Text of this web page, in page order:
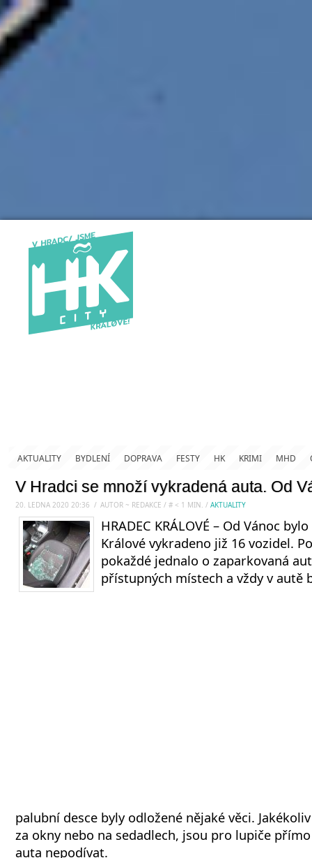
AKTUALITY BYDLENÍ DOPRAVA FESTY HK KRIMI MHD
V Hradci se množí vykradená auta. Od
20. LEDNA 2020 20:36 / AUTOR ~ REDAKCE / # < 1 MIN. / AKTUALITY
HRADEC KRÁLOVÉ – Od Vánoc
Králové vykradeno již 16 vozidel.
pokaždé jednalo o zaparkovaná
přístupných místech a vždy v autě
palubní desce byly odložené nějaké věci.
za okny nebo na sedadlech, jsou pro lupiče
auta nepodívat.